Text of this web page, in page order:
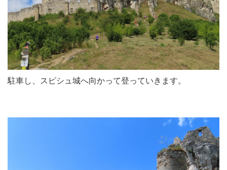
駐車し、スピシュ城へ向かって登っていきます。